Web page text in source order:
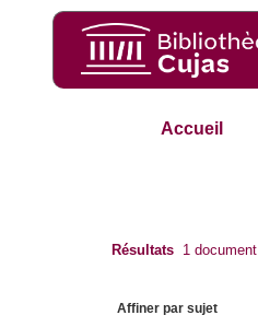
Accueil
Résultats 1 document
Affiner par sujet